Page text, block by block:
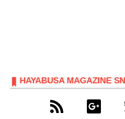
HAYABUSA MAGAZINE